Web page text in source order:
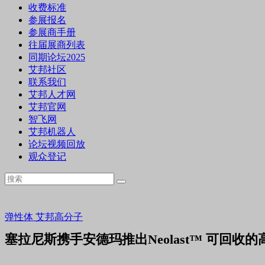
收费标准
参展报名
参展商手册
往届展商列表
同期论坛2025
艾邦社区
联系我们
艾邦人才网
艾邦官网
智飞网
艾邦机器人
论坛视频回放
观众登记
弹性体 艾邦高分子
塞拉尼斯携手安德玛推出Neolast™ 可回收的